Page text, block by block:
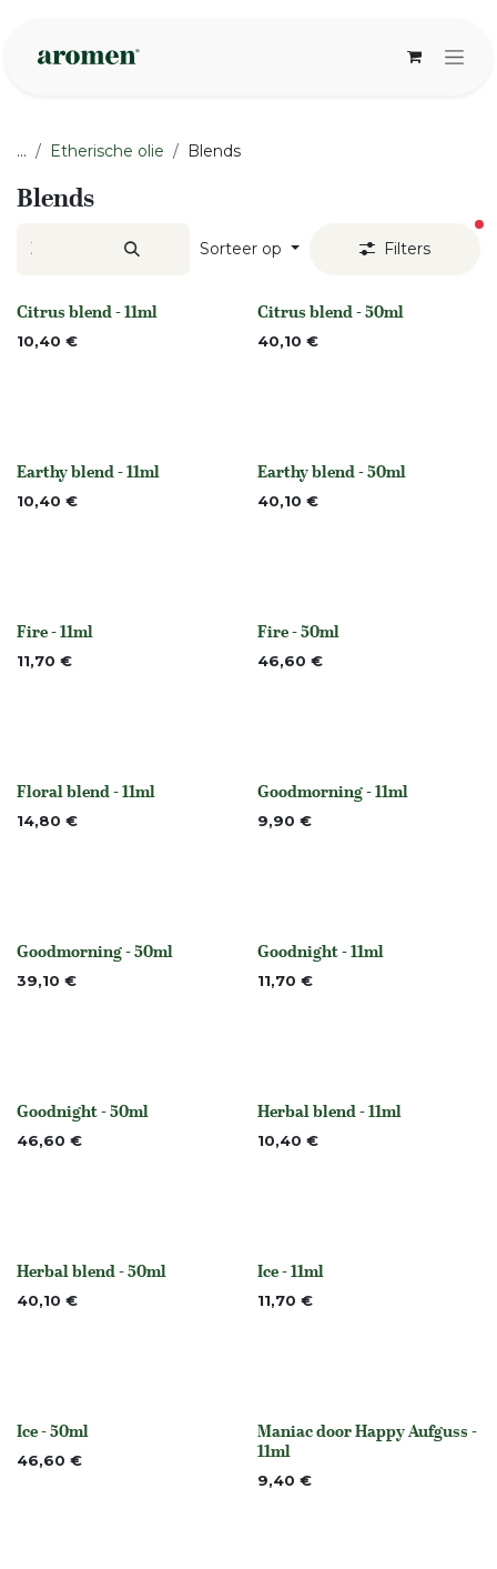
... Etherische olie Blends
Blends
Sorteer op Filters
None
Citrus blend - 11ml
10,40 € None
Citrus blend - 50ml
40,10 €
None
Earthy blend - 11ml
10,40 € None
Earthy blend - 50ml
40,10 €
Niet op voorraad
Fire - 11ml
11,70 € Niet op voorraad
Fire - 50ml
46,60 €
None
Floral blend - 11ml
14,80 € None
Goodmorning - 11ml
9,90 €
None
Goodmorning - 50ml
39,10 € None
Goodnight - 11ml
11,70 €
None
Goodnight - 50ml
46,60 € None
Herbal blend - 11ml
10,40 €
None
Herbal blend - 50ml
40,10 € None
Ice - 11ml
11,70 €
None
Ice - 50ml
46,60 € None
Maniac door Happy Aufguss -
11ml
9,40 €